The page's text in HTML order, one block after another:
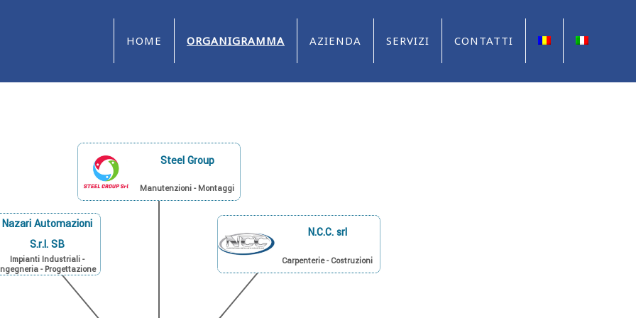
HOME ORGANIGRAMMA AZIENDA SERVIZI CONTATTI
Steel Group
Manutenzioni - Montaggi
N.C.C. srl
Carpenterie - Costruzioni
Nazari Automazioni
S.r.l. SB
Impianti Industriali -
- Progettazione